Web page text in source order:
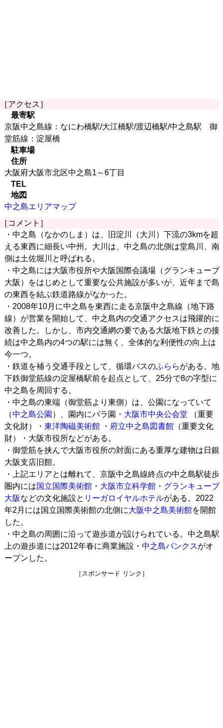
［アクセス］
最寄駅
京阪中之島線：なにわ橋駅/大江橋駅/渡辺橋駅/中之島駅 御
堂筋線：淀屋橋
駐車場
住所
大阪府大阪市北区中之島1～6丁目
TEL
地図
中之島エリアマップ
［コメント］
・中之島（なかのしま）は、旧淀川（大川）下流の3kmを超
える東西に細長い中州。大川は、中之島の北側は堂島川、南
側は土佐堀川と呼ばれる。
・中之島には大阪市役所や大阪国際会議場（グランキューブ
大阪）をはじめとして重要な公共施設が多いが、近年まで島
の東西を結ぶ鉄道路線がなかった。
・2008年10月に中之島を東西に走る京阪中之島線（地下路
線）が営業を開始して、中之島内の交通アクセスは飛躍的に
改善した。しかし、市内交通網の要である大阪地下鉄との接
続は中之島内の4つの駅には無く、全体的な利便性の向上は
今一つ。
・鉄道を補う交通手段として、循環バスのふららがある。地
下鉄御堂筋線の淀屋橋駅前を起点として、25分で8の字型に
中之島を周回する。
・中之島の東端（御堂筋より東側）は、公園になっていて
（中之島公園 ）、園内にバラ園・ 大阪市中央公会堂 （重要
文化財）・ 東洋陶磁美術館・ 府立中之島図書館（重要文化
財）・大阪市役所などがある。
・御堂筋を挟んで大阪市役所の対面にある重厚な建物は日銀
大阪支店旧館。
・上記エリアとは離れて、京阪中之島線終点の中之島駅徒歩
圏内には国立国際美術館・ 大阪市立科学館・ グランキューブ
大阪などの文化施設と リーガロイヤルホテルがある。2022
年2月には国立国際美術館の北側に大阪中之島美術館を開館
した。
・中之島の周囲に沿って遊歩道が設けられている。中之島駅
上の遊歩道には2012年春に商業施設・ 中之島バンクスがオ
ープンした。
［スポンサード リンク］